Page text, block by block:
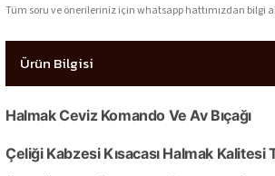
Tüm soru ve önerileriniz için whatsapp hattımızdan bilgi
Ürün Bilgisi
Halmak Ceviz Komando Ve Av Bıçağı
Çeliği Kabzesi Kısacası Halmak Kalitesi